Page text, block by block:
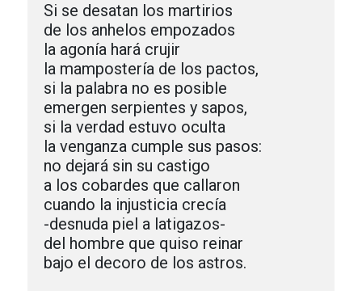
Si se desatan los martirios
de los anhelos empozados
la agonía hará crujir
la mampostería de los pactos,
si la palabra no es posible
emergen serpientes y sapos,
si la verdad estuvo oculta
la venganza cumple sus pasos:
no dejará sin su castigo
a los cobardes que callaron
cuando la injusticia crecía
-desnuda piel a latigazos-
del hombre que quiso reinar
bajo el decoro de los astros.